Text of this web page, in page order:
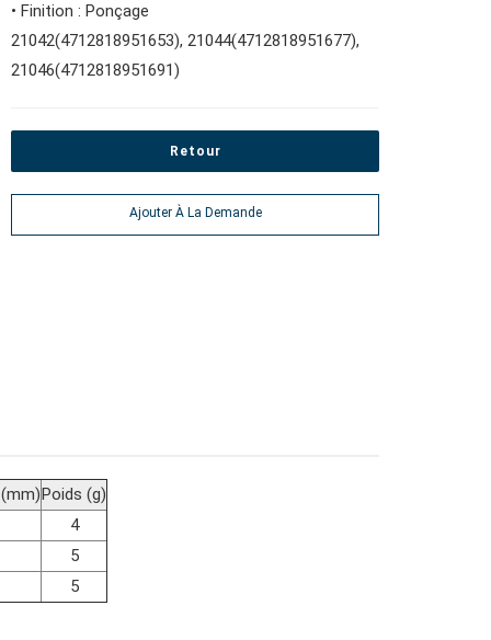
• Finition : Ponçage
21042(4712818951653), 21044(4712818951677),
21046(4712818951691)
Retour
Ajouter À La Demande
Poids (g)
4
5
5